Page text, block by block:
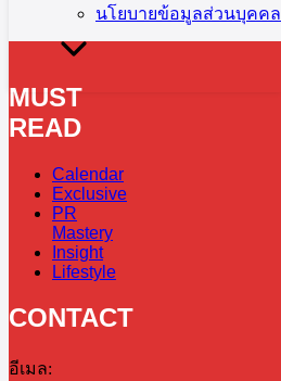
นโยบายข้อมูลส่วนบุคคล
MUST
READ
Calendar
Exclusive
PR
Mastery
Insight
Lifestyle
CONTACT
อีเมล: